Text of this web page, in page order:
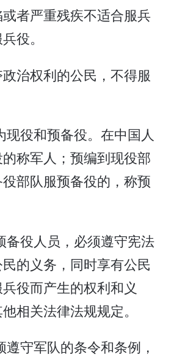
者严重残疾不适合服兵
役。
治权利的公民，不得服
现役和预备役。在中国人
称军人；预编到现役部
部队服预备役的，称预
备役人员，必须遵守宪法
的义务，同时享有公民
役而产生的权利和义
相关法律法规规定。
守军队的条令和条例，